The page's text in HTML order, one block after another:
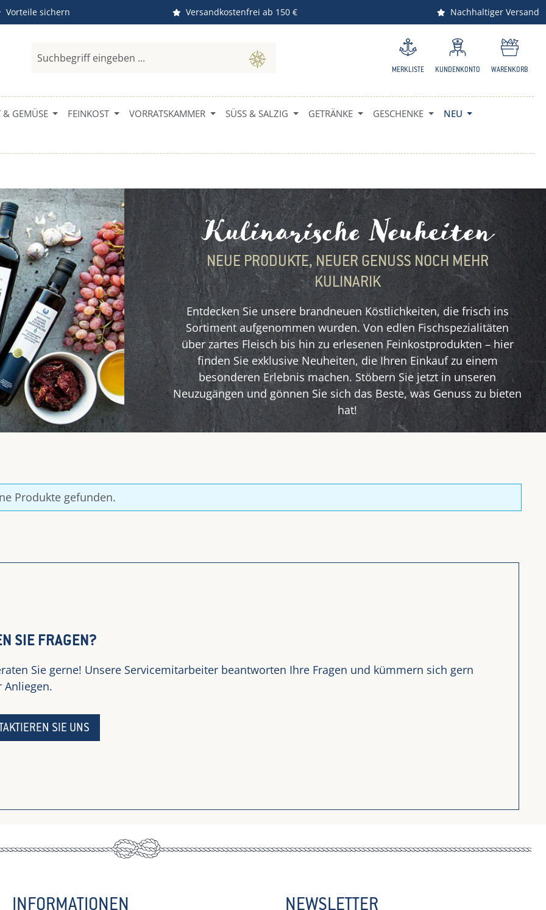
Vorteile sichern Versandkostenfrei ab 150 € Nachhaltiger Versand
MERKLISTE KUNDENKONTO WARENKORB
& GEMÜSE FEINKOST VORRATSKAMMER SÜSS & SALZIG GETRÄNKE GESCHENKE NEU
Kulinarische Neuheiten
NEUE PRODUKTE, NEUER GENUSS NOCH MEHR
KULINARIK
Entdecken Sie unsere brandneuen Köstlichkeiten, die frisch ins
Sortiment aufgenommen wurden. Von edlen Fischspezialitäten
über zartes Fleisch bis hin zu erlesenen Feinkostprodukten – hier
finden Sie exklusive Neuheiten, die Ihren Einkauf zu einem
besonderen Erlebnis machen. Stöbern Sie jetzt in unseren
Neuzugängen und gönnen Sie sich das Beste, was Genuss zu bieten
hat!
Produkte gefunden.
SIE FRAGEN?
Sie gerne! Unsere Servicemitarbeiter beantworten Ihre Fragen und kümmern sich gern
Anliegen.
SIE UNS